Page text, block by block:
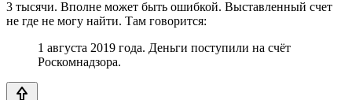
3 тысячи. Вполне может быть ошибкой. Выставленный счет
не где не могу найти. Там говорится:
1 августа 2019 года. Деньги поступили на счёт
Роскомнадзора.